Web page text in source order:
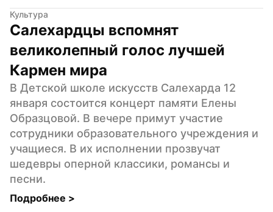
Культура
Салехардцы вспомнят
великолепный голос лучшей
Кармен мира
В Детской школе искусств Салехарда 12
января состоится концерт памяти Елены
Образцовой. В вечере примут участие
сотрудники образовательного учреждения и
учащиеся. В их исполнении прозвучат
шедевры оперной классики, романсы и
песни.
Подробнее >